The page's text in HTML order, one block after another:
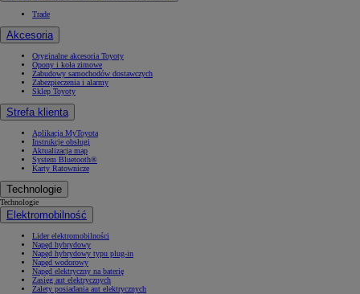
Trade
Akcesoria
Oryginalne akcesoria Toyoty
Opony i koła zimowe
Zabudowy samochodów dostawczych
Zabezpieczenia i alarmy
Sklep Toyoty
Strefa klienta
Aplikacja MyToyota
Instrukcje obsługi
Aktualizacja map
System Bluetooth®
Karty Ratownicze
Technologie
Technologie
Elektromobilność
Lider elektromobilności
Napęd hybrydowy
Napęd hybrydowy typu plug-in
Napęd wodorowy
Napęd elektryczny na baterię
Zasięg aut elektrycznych
Zalety posiadania aut elektrycznych